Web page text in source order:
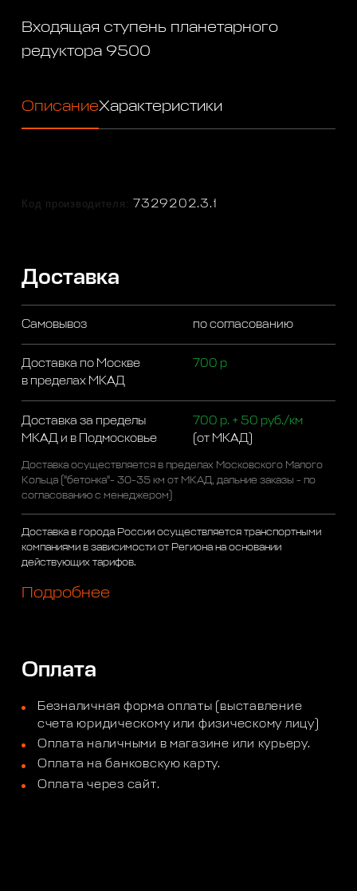
Входящая ступень планетарного
редуктора 9500
ОписаниеХарактеристики
Код производителя: 7329202.3.1
Доставка
Самовывоз по согласованию
Доставка по Москве
в пределах МКАД
700 р
Доставка за пределы
МКАД и в Подмосковье
700 р. + 50 руб./км
(от МКАД)
Доставка осуществляется в пределах Московского Малого
Кольца ("бетонка"- 30-35 км от МКАД, дальние заказы - по
согласованию с менеджером)
Доставка в города России осуществляется транспортными
компаниями в зависимости от Региона на основании
действующих тарифов.
Подробнее
Оплата
Безналичная форма оплаты (выставление
счета юридическому или физическому лицу)
Оплата наличными в магазине или курьеру.
Оплата на банковскую карту.
Оплата через сайт.